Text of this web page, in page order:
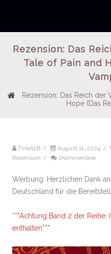
Rezension: Das
Tale of Pain and
Rezension: Das Reich der
Hope (Das
TinaA2B / August 11, 2024 /
Rezension / 1Kommentare
Werbung: Herzlichen Dank
Deutschland für die
***Achtung Band 2 der Reihe,
enthalten***